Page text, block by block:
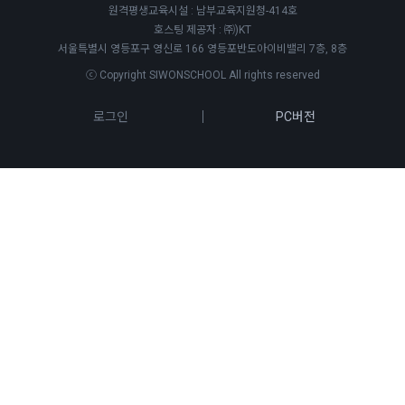
원격평생교육시설 : 남부교육지원청-414호
호스팅 제공자 : ㈜)KT
서울특별시 영등포구 영신로 166 영등포반도아이비밸리 7층, 8층
ⓒ Copyright SIWONSCHOOL All rights reserved
로그인 PC버전